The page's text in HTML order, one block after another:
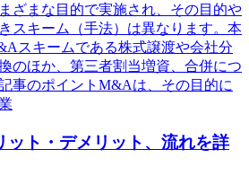
ざまな目的で実施され、その目的や
スキーム（手法）は異なります。本
スキームである株式譲渡や会社分
のほか、第三者割当増資、合併につ
事のポイントM&Aは、その目的に
ット・デメリット、流れを詳